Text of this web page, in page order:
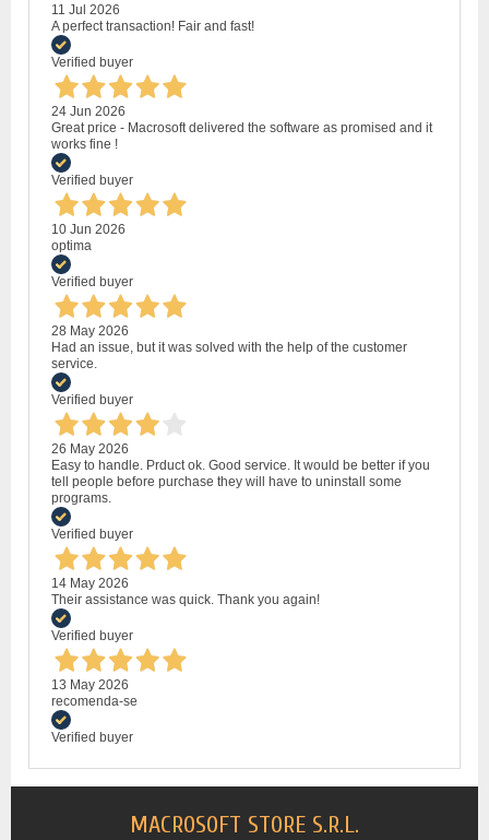
11 Jul 2026
A perfect transaction! Fair and fast!
Verified buyer
24 Jun 2026
Great price - Macrosoft delivered the software as promised and it
works fine !
Verified buyer
10 Jun 2026
optima
Verified buyer
28 May 2026
Had an issue, but it was solved with the help of the customer
service.
Verified buyer
26 May 2026
Easy to handle. Prduct ok. Good service. It would be better if you
tell people before purchase they will have to uninstall some
programs.
Verified buyer
14 May 2026
Their assistance was quick. Thank you again!
Verified buyer
13 May 2026
recomenda-se
Verified buyer
MACROSOFT STORE S.R.L.